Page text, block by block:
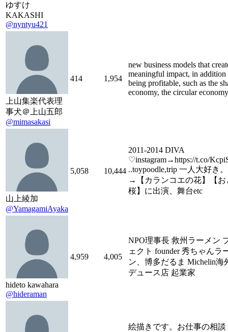
ゆすけ
KAKASHI
@nyntyu421
上山集楽代表理
事犬＠上山五郎
@mimasakasi
414 1,954
new business models that
meaningful impact, in addition
being profitable, such as the
economy, the circular
山上綾加
@YamagamiAyaka
5,058 10,444
2011-2014 DIVA
♡instagram→https://t.co/
..toypoodle,trip 一人大好き
→【カランコエの花】【お
桜】に出演、舞台etc
hideto kawahara
@hideraman
4,959 4,005
NPO理事長 救州ラーメン
ェクト founder 秀ちゃんラ
ン、博多だるま Michelin海
デュース店 起業家
絵描きです。お仕事の相談